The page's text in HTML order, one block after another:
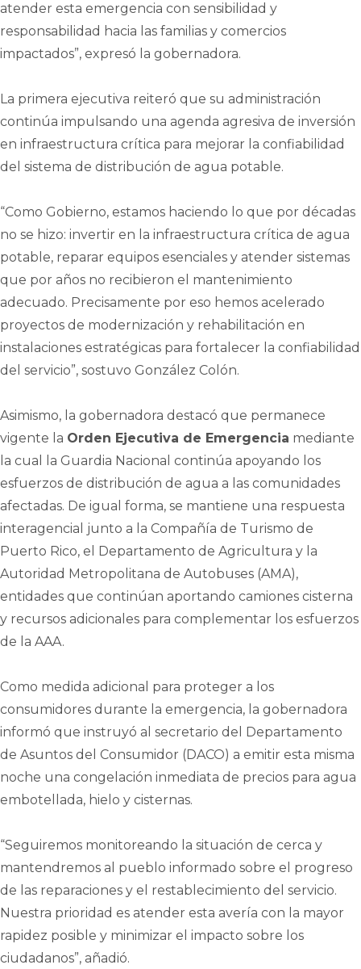
atender esta emergencia con sensibilidad y
responsabilidad hacia las familias y comercios
impactados”, expresó la gobernadora.
La primera ejecutiva reiteró que su administración
continúa impulsando una agenda agresiva de inversión
en infraestructura crítica para mejorar la confiabilidad
del sistema de distribución de agua potable.
“Como Gobierno, estamos haciendo lo que por décadas
no se hizo: invertir en la infraestructura crítica de agua
potable, reparar equipos esenciales y atender sistemas
que por años no recibieron el mantenimiento
adecuado. Precisamente por eso hemos acelerado
proyectos de modernización y rehabilitación en
instalaciones estratégicas para fortalecer la confiabilidad
del servicio”, sostuvo González Colón.
Asimismo, la gobernadora destacó que permanece
vigente la Orden Ejecutiva de Emergencia mediante
la cual la Guardia Nacional continúa apoyando los
esfuerzos de distribución de agua a las comunidades
afectadas. De igual forma, se mantiene una respuesta
interagencial junto a la Compañía de Turismo de
Puerto Rico, el Departamento de Agricultura y la
Autoridad Metropolitana de Autobuses (AMA),
entidades que continúan aportando camiones cisterna
y recursos adicionales para complementar los esfuerzos
de la AAA.
Como medida adicional para proteger a los
consumidores durante la emergencia, la gobernadora
informó que instruyó al secretario del Departamento
de Asuntos del Consumidor (DACO) a emitir esta misma
noche una congelación inmediata de precios para agua
embotellada, hielo y cisternas.
“Seguiremos monitoreando la situación de cerca y
mantendremos al pueblo informado sobre el progreso
de las reparaciones y el restablecimiento del servicio.
Nuestra prioridad es atender esta avería con la mayor
rapidez posible y minimizar el impacto sobre los
ciudadanos”, añadió.